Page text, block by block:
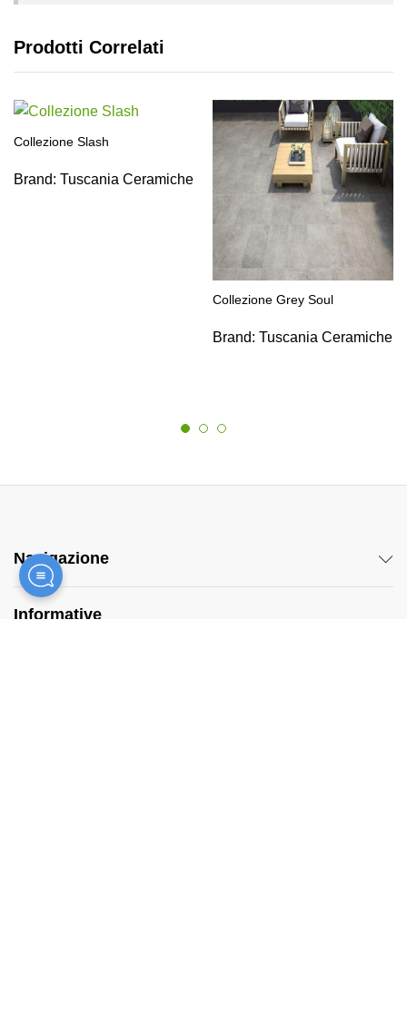
Prodotti Correlati
Collezione Slash
Brand: Tuscania Ceramiche
Collezione Grey Soul
Brand: Tuscania Ceramiche
Navigazione
Informative